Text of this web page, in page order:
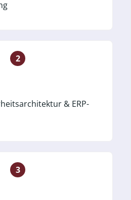
2
& ERP-
3